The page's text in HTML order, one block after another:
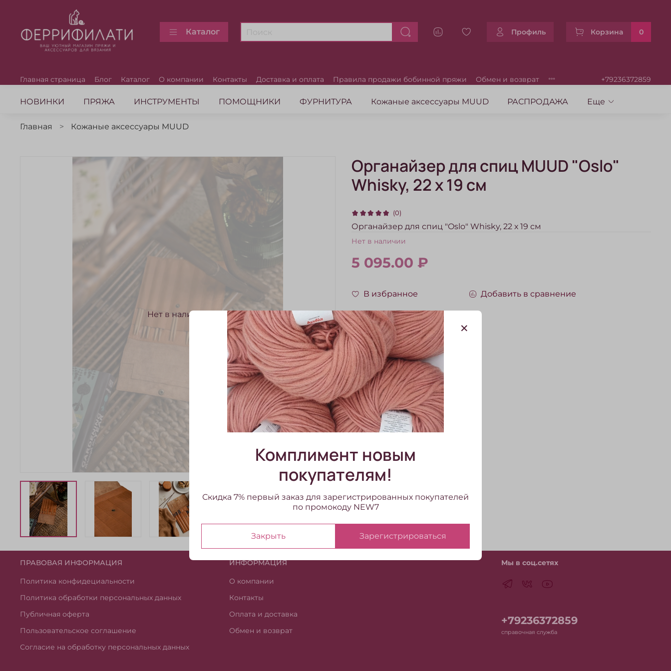
Каталог Профиль Корзина 0
Главная страница Блог Каталог О компании Контакты Доставка и оплата Правила продажи бобинной пряжи Обмен и возврат +79236372859
НОВИНКИ ПРЯЖА ИНСТРУМЕНТЫ ПОМОЩНИКИ ФУРНИТУРА Кожаные аксессуары MUUD РАСПРОДАЖА Еще
Главная Кожаные аксессуары MUUD
Нет в наличии
(0)
Нет в наличии
Органайзер для спиц MUUD "Oslo"
Whisky, 22 х 19 см
5 095.00 ₽
В избранное Добавить в сравнение
Органайзер для спиц "Oslo" Whisky, 22 х 19 см
ПРАВОВАЯ ИНФОРМАЦИЯ
Политика конфидециальности
Политика обработки персональных данных
Публичная оферта
Пользовательское соглашение
Согласие на обработку персональных данных
ИНФОРМАЦИЯ
О компании
Контакты
Оплата и доставка
Обмен и возврат
Мы в соц.сетях
+79236372859
справочная служба
Комплимент новым
покупателям!
Скидка 7% первый заказ для зарегистрированных покупателей
по промокоду NEW7
Закрыть Зарегистрироваться